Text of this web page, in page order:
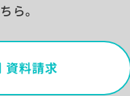
ら。
資料請求